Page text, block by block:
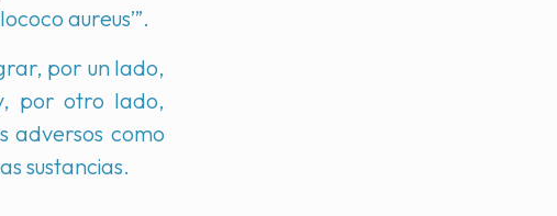
aureus’”.
por un lado,
por otro lado,
adversos como
sustancias.